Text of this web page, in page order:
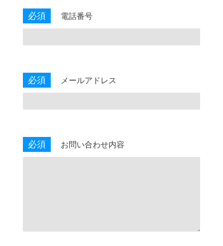
必須 電話番号
必須 メールアドレス
必須 お問い合わせ内容